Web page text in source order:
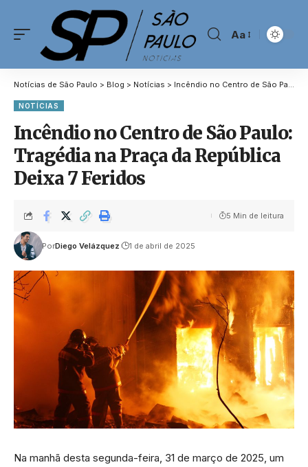
Aa
Notícias de São Paulo > Blog > Notícias > Incêndio no Centro de São Paulo: Tragédia na Praça da República Deixa 7 Feridos
NOTÍCIAS
Incêndio no Centro de São Paulo:
Tragédia na Praça da República
Deixa 7 Feridos
PorDiego Velázquez 1 de abril de 2025
5 Min de leitura
Na manhã desta segunda-feira, 31 de março de 2025, um